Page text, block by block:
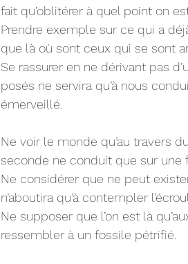
fait qu’oblitérer à quel point on
Prendre exemple sur ce qui a
que là où sont ceux qui se sont
Se rassurer en ne dérivant pas
posés ne servira qu’à nous
émerveillé.
Ne voir le monde qu’au travers
seconde ne conduit que sur une
Ne considérer que ne peut
n’aboutira qu’à contempler
Ne supposer que l’on est là
ressembler à un fossile pétrifié.